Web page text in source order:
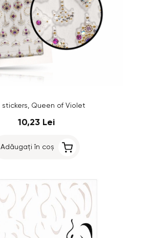
stickers, Queen of Violet
10,23 Lei
Adăugați în coș